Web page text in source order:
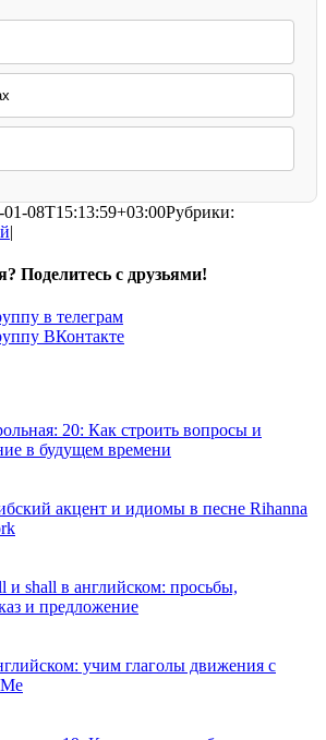
01-08T15:13:59+03:00Рубрики:
|
Поделитесь с друзьями!
20: Как строить вопросы и
в будущем времени
акцент и идиомы в песне Rihanna
shall в английском: просьбы,
и предложение
учим глаголы движения с